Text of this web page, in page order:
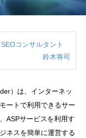
SEOコンサルタント
鈴木将司
）は、インターネッ
ートで利用できるサー
ASPサービスを利用す
ネスを簡単に運営する